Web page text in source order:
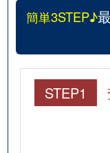
簡単3STEP♪
STEP1